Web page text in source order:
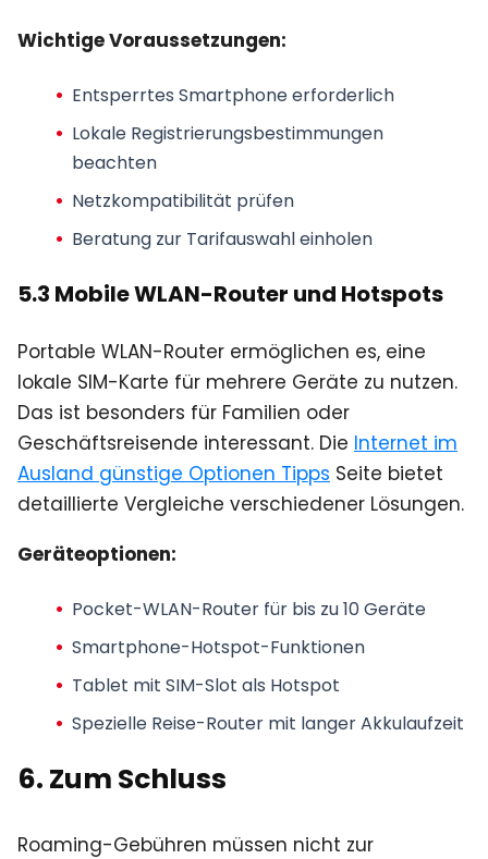
Wichtige Voraussetzungen:
Entsperrtes Smartphone erforderlich
Lokale Registrierungsbestimmungen
beachten
Netzkompatibilität prüfen
Beratung zur Tarifauswahl einholen
5.3 Mobile WLAN-Router und Hotspots
Portable WLAN-Router ermöglichen es, eine
lokale SIM-Karte für mehrere Geräte zu nutzen.
Das ist besonders für Familien oder
Geschäftsreisende interessant. Die Internet im
Ausland günstige Optionen Tipps Seite bietet
detaillierte Vergleiche verschiedener Lösungen.
Geräteoptionen:
Pocket-WLAN-Router für bis zu 10 Geräte
Smartphone-Hotspot-Funktionen
Tablet mit SIM-Slot als Hotspot
Spezielle Reise-Router mit langer Akkulaufzeit
6. Zum Schluss
Roaming-Gebühren müssen nicht zur